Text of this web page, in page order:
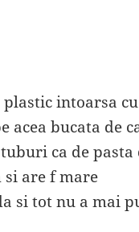
intoarsa
acea bucata de
ca de pasta
si are f mare
si tot nu a mai